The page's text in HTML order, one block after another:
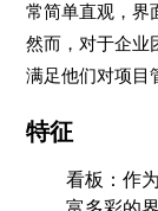
常简单直观，界
然而，对于企业
满足他们对项目
特征
看板：作